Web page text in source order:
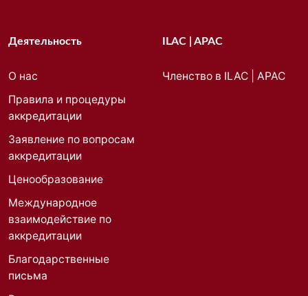
Деятельность
О нас
Правила и процедуры
аккредитации
Заявление по вопросам
аккредитации
Ценообразование
Международное
взаимодействие по
аккредитации
Благодарственные
письма
ILAC | APAC
Членство в ILAC | APAC